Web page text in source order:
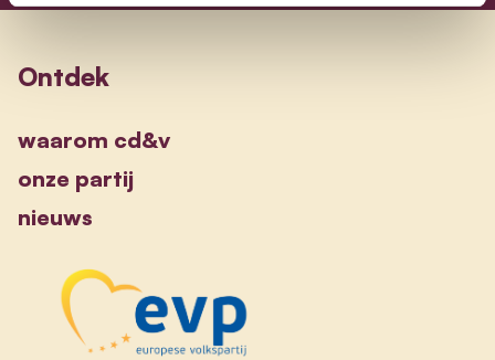
Ontdek
waarom cd&v
onze partij
nieuws